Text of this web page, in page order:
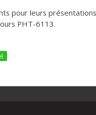
pour leurs
PHT-6113.